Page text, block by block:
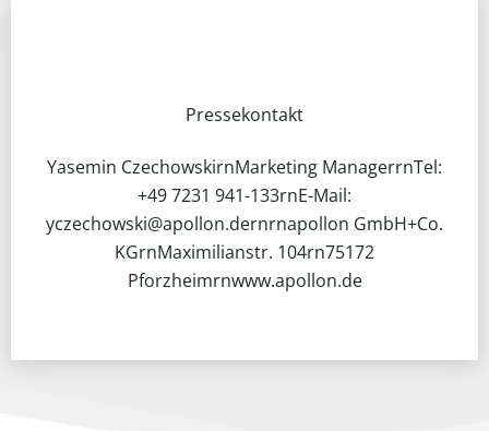
Pressekontakt
Yasemin CzechowskirnMarketing ManagerrnTel:
+49 7231 941-133rnE-Mail:
yczechowski@apollon.dernrnapollon GmbH+Co.
KGrnMaximilianstr. 104rn75172
Pforzheimrnwww.apollon.de